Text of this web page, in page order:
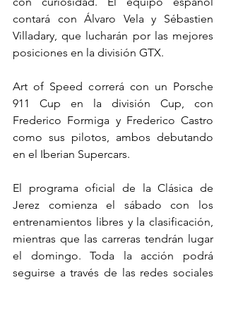
contará con Álvaro Vela y Sébastien
Villadary, que lucharán por las mejores
posiciones en la división GTX.
Art of Speed correrá con un Porsche
911 Cup en la división Cup, con
Frederico Formiga y Frederico Castro
como sus pilotos, ambos debutando
en el Iberian Supercars.
El programa oficial de la Clásica de
Jerez comienza el sábado con los
entrenamientos libres y la clasificación,
mientras que las carreras tendrán lugar
el domingo. Toda la acción podrá
seguirse a través de las redes sociales